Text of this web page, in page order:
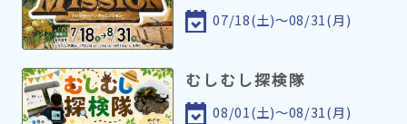
07/18(土)～08/31(月)
むしむし探検隊
08/01(土)～08/31(月)